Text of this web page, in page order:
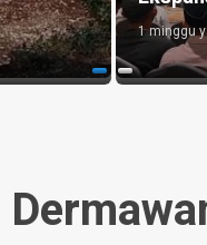
1 minggu